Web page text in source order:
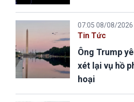
07:05 08/08/2026
Tin Tức
Ông Trump
xét lại vụ hồ
hoại